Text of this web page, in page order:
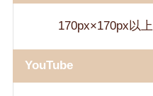
170px×170px以
YouTube